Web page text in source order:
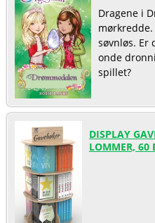
Dragene i
søvnløs. Er
onde
spillet?
DISPLAY
LOMMER, 60